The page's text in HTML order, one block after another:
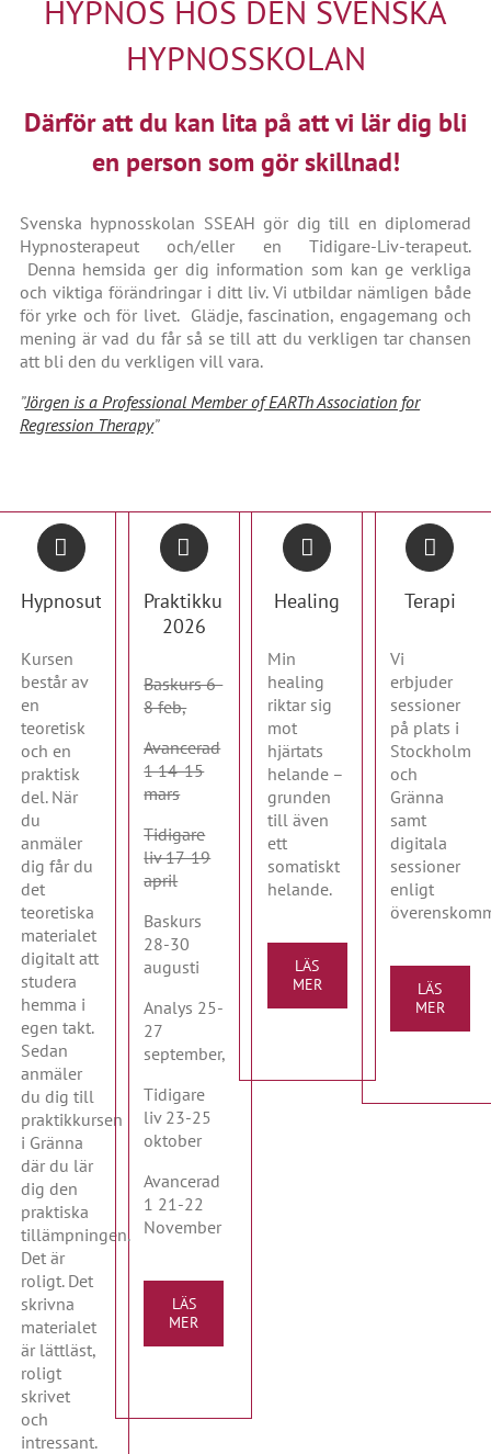
HYPNOS HOS DEN SVENSKA
HYPNOSSKOLAN
Därför att du kan lita på att vi lär dig bli
en person som gör skillnad!
Svenska hypnosskolan SSEAH gör dig till en diplomerad
Hypnosterapeut och/eller en Tidigare-Liv-terapeut.
Denna hemsida ger dig information som kan ge verkliga
och viktiga förändringar i ditt liv. Vi utbildar nämligen både
för yrke och för livet. Glädje, fascination, engagemang och
mening är vad du får så se till att du verkligen tar chansen
att bli den du verkligen vill vara.
”Jörgen is a Professional Member of EARTh Association for
Regression Therapy”
Hypnosutbildning
Kursen
består av
en
teoretisk
och en
praktisk
del. När
du
anmäler
dig får du
det
teoretiska
materialet
digitalt att
studera
hemma i
egen takt.
Sedan
anmäler
du dig till
praktikkursen
i Gränna
där du lär
dig den
praktiska
tillämpningen.
Det är
roligt. Det
skrivna
materialet
är lättläst,
roligt
skrivet
och
intressant.
Praktikkurser
2026
Baskurs 6-
8 feb,
Avancerad
1 14-15
mars
Tidigare
liv 17-19
april
Baskurs
28-30
augusti
Analys 25-
27
september,
Tidigare
liv 23-25
oktober
Avancerad
1 21-22
November
LÄS
MER
Healing
Min
healing
riktar sig
mot
hjärtats
helande –
grunden
till även
ett
somatiskt
helande.
LÄS
MER
Terapi
Vi
erbjuder
sessioner
på plats i
Stockholm
och
Gränna
samt
digitala
sessioner
enligt
LÄS
MER